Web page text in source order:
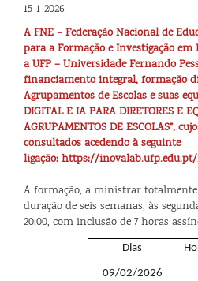
15-1-2026
A FNE – Federação Nacional de
para a Formação e Investigação em
a UFP – Universidade Fernando
financiamento integral, formação
Agrupamentos de Escolas e suas
DIGITAL E IA PARA DIRETORES E
AGRUPAMENTOS DE ESCOLAS”,
consultados acedendo à seguinte
ligação: https://inovalab.ufp.edu.pt/
A formação, a ministrar
duração de seis semanas, às
20:00, com inclusão de 7 horas
Dias
09/02/2026